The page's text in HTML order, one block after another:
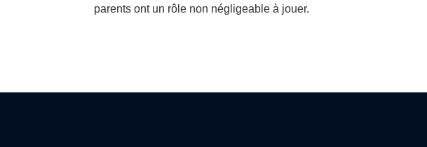
parents ont un rôle non négligeable à jouer.